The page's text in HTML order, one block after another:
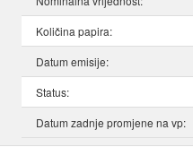
Količina papira:
Datum emisije:
Status:
Datum zadnje promjene na vp: